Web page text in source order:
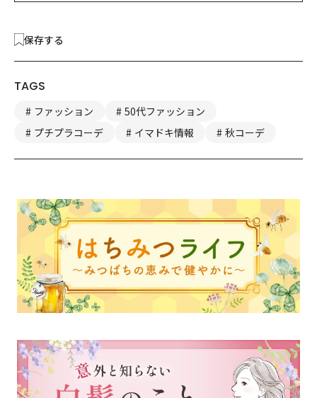
保存する
TAGS
ファッション
50代ファッション
プチプラコーデ
イマドキ情報 秋コーデ